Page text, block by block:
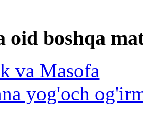
oid boshqa
va Masofa
yog'och